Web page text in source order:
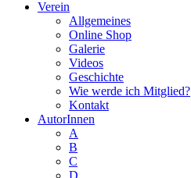
Verein
Allgemeines
Online Shop
Galerie
Videos
Geschichte
Wie werde ich Mitglied?
Kontakt
AutorInnen
A
B
C
D